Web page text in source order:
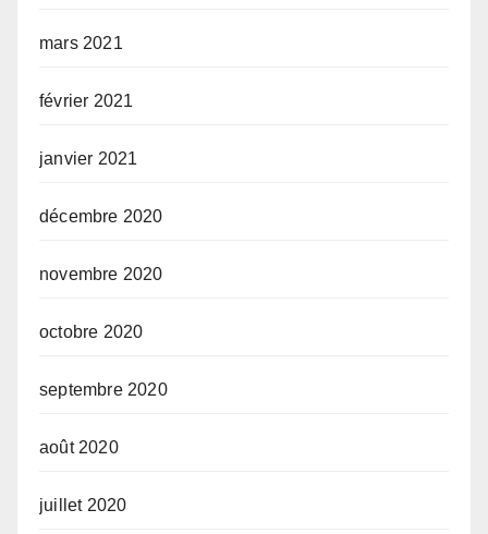
mars 2021
février 2021
janvier 2021
décembre 2020
novembre 2020
octobre 2020
septembre 2020
août 2020
juillet 2020